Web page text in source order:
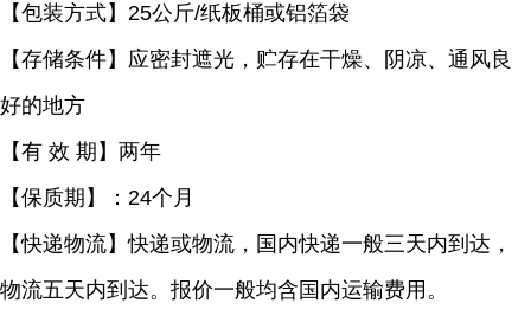
【包装方式】 25公斤/纸板桶或铝箔袋
【存储条件】应密封遮光，贮存在干燥、阴凉、通风良
好的地方
【有 效 期】两年
【保质期】： 24个月
【快递物流】快递或物流，国内快递一般三天内到达，
物流五天内到达。报价一般均含国内运输费用。